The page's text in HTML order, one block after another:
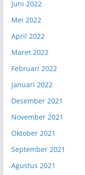
Juni 2022
Mei 2022
April 2022
Maret 2022
Februari 2022
Januari 2022
Desember 2021
November 2021
Oktober 2021
September 2021
Agustus 2021